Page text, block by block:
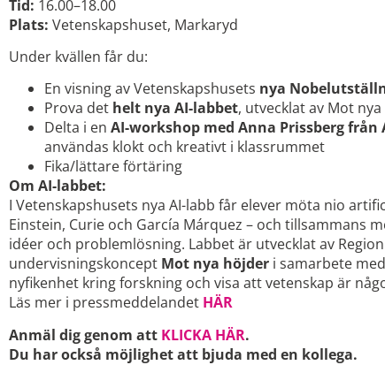
Tid: 16.00–18.00
Plats: Vetenskapshuset, Markaryd
Under kvällen får du:
En visning av Vetenskapshusets nya
Prova det helt nya AI-labbet, utvecklat av Mot
Delta i en AI-workshop med Anna Prissberg från
användas klokt och kreativt i klassrummet
Fika/lättare förtäring
Om AI-labbet:
I Vetenskapshusets nya AI-labb får elever möta nio
Einstein, Curie och García Márquez – och tillsammans
idéer och problemlösning. Labbet är utvecklat av
undervisningskoncept Mot nya höjder i samarbete
nyfikenhet kring forskning och visa att vetenskap är
Läs mer i pressmeddelandet HÄR
Anmäl dig genom att KLICKA HÄR.
Du har också möjlighet att bjuda med en kollega.